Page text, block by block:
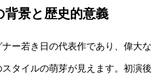
背景と歴史的意義
ー若き日の代表作であり、偉大な
タイルの萌芽が見えます。初演後